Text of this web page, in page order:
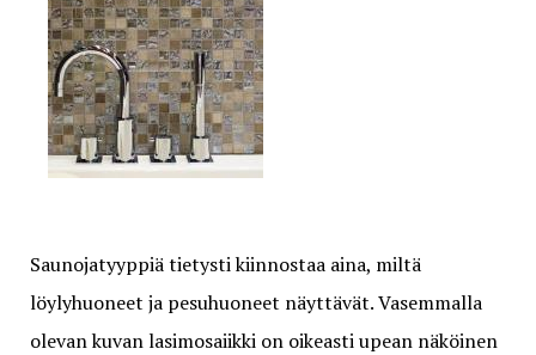
Saunojatyyppiä tietysti kiinnostaa aina, miltä
löylyhuoneet ja pesuhuoneet näyttävät. Vasemmalla
olevan kuvan lasimosaiikki on oikeasti upean näköinen